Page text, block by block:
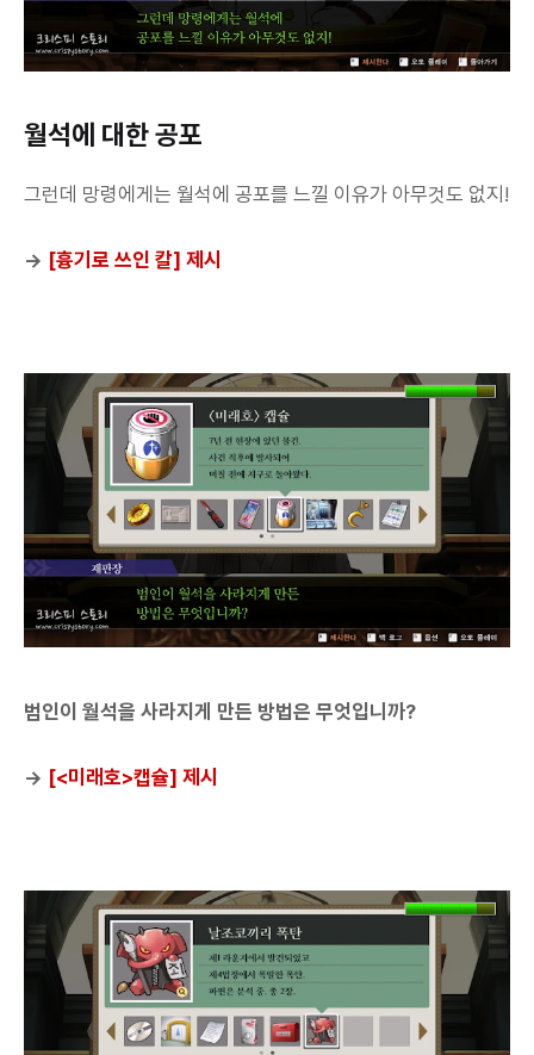
월석에 대한 공포
그런데 망령에게는 월석에 공포를 느낄 이유가 아무것도 없지!
→ [흉기로 쓰인 칼] 제시
범인이 월석을 사라지게 만든 방법은 무엇입니까?
→ [<미래호>캡슐] 제시